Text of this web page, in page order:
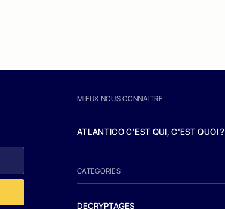
MIEUX NOUS CONNAITRE
ATLANTICO C'EST QUI, C'EST QUOI ?
CATEGORIES
DECRYPTAGES